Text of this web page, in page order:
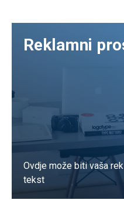
Reklamni
Ovdje može biti vaša
tekst